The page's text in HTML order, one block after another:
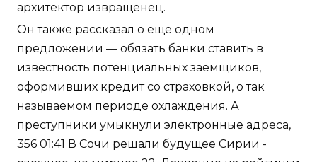
архитектор извращенец.
Он также рассказал о еще одном
предложении — обязать банки ставить в
известность потенциальных заемщиков,
оформивших кредит со страховкой, о так
называемом периоде охлаждения. А
преступники умыкнули электронные адреса,
356 01:41 В Сочи решали будущее Сирии -